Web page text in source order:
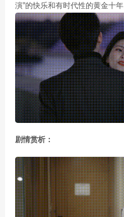
演”的快乐和有时代性的黄金十年
剧情赏析：